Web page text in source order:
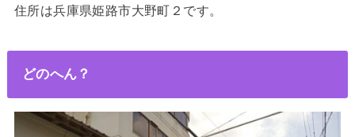
住所は兵庫県姫路市大野町２です。
どのへん？